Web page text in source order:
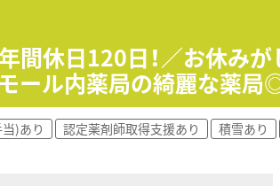
休日120日！／お休み
ール内薬局の綺麗な薬局
)あり 認定薬剤師取得支援あり 積雪あり